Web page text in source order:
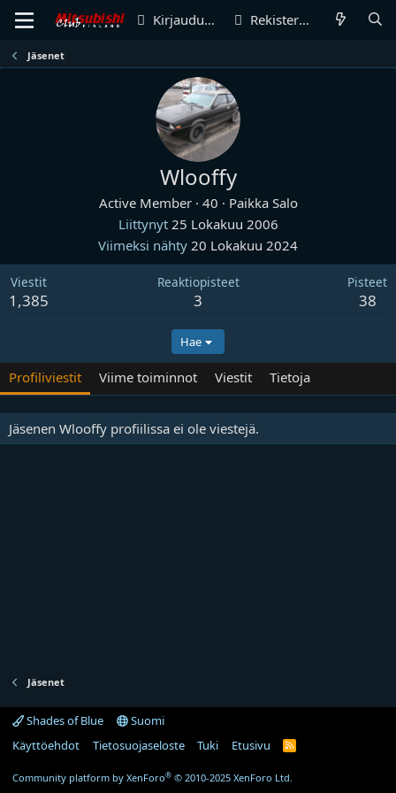
Kirjaudu sisään Rekisteröidy
Jäsenet
Wlooffy
Active Member · 40 · Paikka Salo
Liittynyt 25 Lokakuu 2006
Viimeksi nähty 20 Lokakuu 2024
Viestit
1,385
Reaktiopisteet
3
Pisteet
38
Hae
Profiliviestit Viime toiminnot Viestit Tietoja
Jäsenen Wlooffy profiilissa ei ole viestejä.
Jäsenet
Shades of Blue
Suomi
Käyttöehdot
Tietosuojaseloste Tuki Etusivu
R
Community platform by XenForo® © 2010-2025 XenForo Ltd.